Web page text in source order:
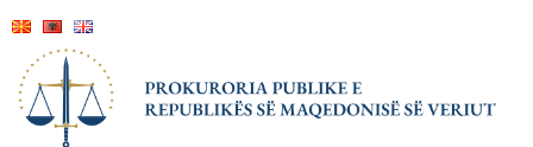
content